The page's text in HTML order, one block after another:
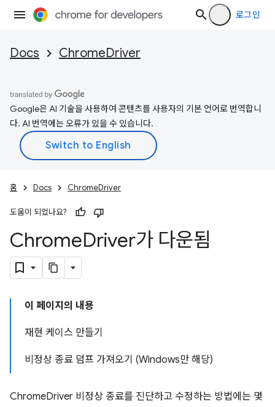
로그인
Docs ChromeDriver
Google은 AI 기술을 사용하여 콘텐츠를 사용자의 기본 언어로 번역합니
다. AI 번역에는 오류가 있을 수 있습니다.
홈 Docs ChromeDriver
도움이 되었나요?
ChromeDriver가 다운됨
이 페이지의 내용
재현 케이스 만들기
비정상 종료 덤프 가져오기 (Windows만 해당)
ChromeDriver 비정상 종료를 진단하고 수정하는 방법에는 몇